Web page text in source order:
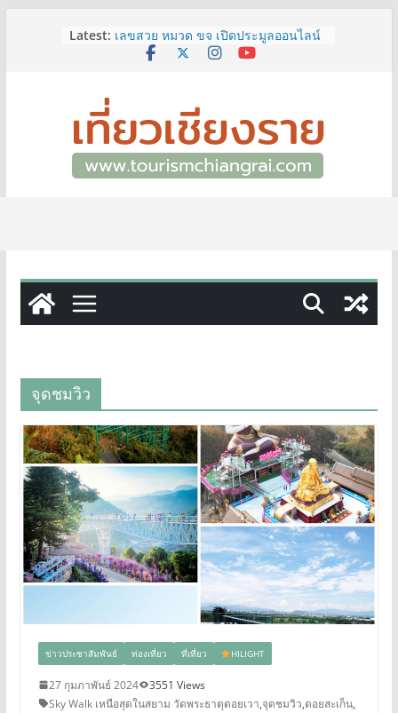
Latest:
ททท.สำนักงานเชียงราย ชวนเที่ยว
เชียงรายหน้าฝน ให้ชุ่มฉ่ำหัวใจไปกับ
“Feel All the Feelings” เที่ยวให้สนุก
เลขสวย หมวด ขจ เปิดประมูลออนไลน์
แล้ววันนี้ เลขเด่น เลขมงคล ความหมาย
ดีมีให้เลือกหลากหลายทั้ง 301 หมายเลข
3 พิกัด ที่เที่ยวชมงานเทศกาลโล้ชิงช้า
ศิลปะมีชีวิต หนุนเศรษฐกิจสร้างสรรค์
จุดชมวิว
ข่าวประชาสัมพันธ์ ท่องเที่ยว ที่เที่ยว HILIGHT
27 กุมภาพันธ์ 2024
3551 Views
Sky Walk เหนือสุดในสยาม วัดพระธาตุดอยเวา,จุดชมวิว,ดอยสะเก็น,